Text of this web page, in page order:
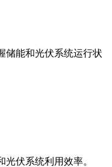
储能和光伏系统运行状
伏系统利用效率。